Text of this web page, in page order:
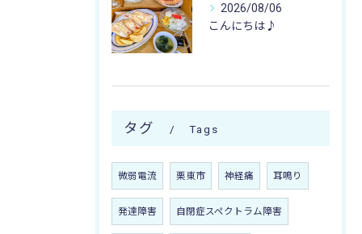
2026/08/06
こんにちは♪
タグ Tags
微弱電流 栗東市 神経痛 耳鳴り
発達障害 自閉症スペクトラム障害